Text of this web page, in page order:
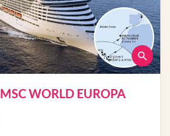
MSC WORLD EUROPA